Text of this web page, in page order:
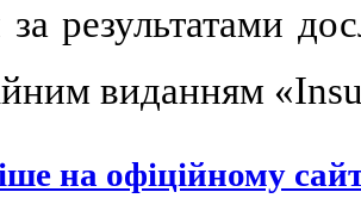
за результатами
виданням «
на офіційному